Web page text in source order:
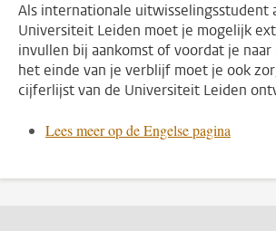
Als internationale uitwisselingsstudent
Universiteit Leiden moet je mogelijk
invullen bij aankomst of voordat je naar
het einde van je verblijf moet je ook
cijferlijst van de Universiteit Leiden
Lees meer op de Engelse pagina